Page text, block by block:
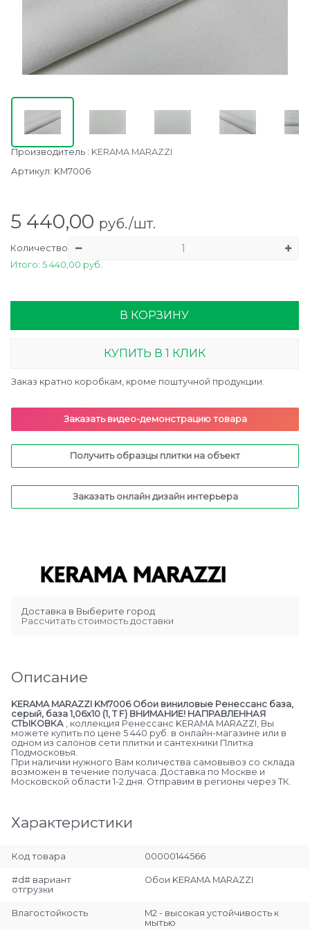
Производитель : KERAMA MARAZZI
Артикул: KM7006
5 440,00 руб./шт.
Количество
Итого: 5 440,00 руб.
В КОРЗИНУ
КУПИТЬ В 1 КЛИК
Заказ кратно коробкам, кроме поштучной продукции.
Заказать видео-демонстрацию товара
Получить образцы плитки на объект
Заказать онлайн дизайн интерьера
Доставка в Выберите город
Рассчитать стоимость доставки
Описание
KERAMA MARAZZI KM7006 Обои виниловые Ренессанс база,
серый, база 1,06х10 (1, Т F) ВНИМАНИЕ! НАПРАВЛЕННАЯ
СТЫКОВКА , коллекция Ренессанс KERAMA MARAZZI, Вы
можете купить по цене 5 440 руб. в онлайн-магазине или в
одном из салонов сети плитки и сантехники Плитка
Подмосковья.
При наличии нужного Вам количества самовывоз со склада
возможен в течение получаса. Доставка по Москве и
Московской области 1-2 дня. Отправим в регионы через ТК.
Характеристики
Код товара 00000144566
#d# вариант
отгрузки
Обои KERAMA MARAZZI
Влагостойкость
М2 - высокая устойчивость к
мытью